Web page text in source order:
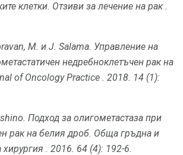
клетки. Отзиви за лечение на рак.
M. и J. Salama. Управление на
недребноклетъчен рак на
of Oncology Practice . 2018. 14 (1):
Подход за олигометастаза при
рак на белия дроб. Обща гръдна и
. 2016. 64 (4): 192-6.